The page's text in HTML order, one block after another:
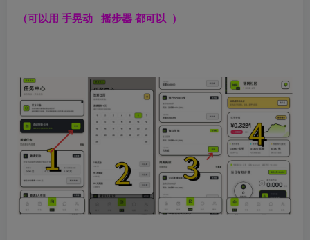
（可以用 手晃动 摇步器 都可以 ）